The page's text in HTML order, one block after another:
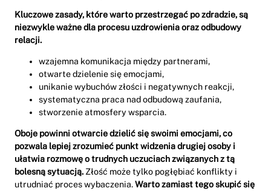
Kluczowe zasady, które warto przestrzegać po zdradzie, są
niezwykle ważne dla procesu uzdrowienia oraz odbudowy
relacji.
wzajemna komunikacja między partnerami,
otwarte dzielenie się emocjami,
unikanie wybuchów złości i negatywnych reakcji,
systematyczna praca nad odbudową zaufania,
stworzenie atmosfery wsparcia.
Oboje powinni otwarcie dzielić się swoimi emocjami, co
pozwala lepiej zrozumieć punkt widzenia drugiej osoby i
ułatwia rozmowę o trudnych uczuciach związanych z tą
bolesną sytuacją. Złość może tylko pogłębiać konflikty i
utrudniać proces wybaczenia.Warto zamiast tego skupić się